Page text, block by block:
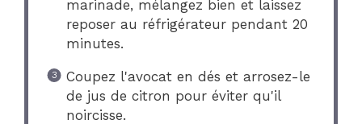
marinade, mélangez bien et laissez
reposer au réfrigérateur pendant 20
minutes.
Coupez l'avocat en dés et arrosez-le
de jus de citron pour éviter qu'il
noircisse.